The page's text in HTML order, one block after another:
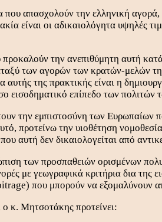
απασχολούν την ελληνική
είναι οι αδικαιολόγητα υψηλές
την ανεπιθύμητη αυτή
των αγορών των κρατών-
της πρακτικής είναι η
εισοδηματικό επίπεδο των
την εμπιστοσύνη των
προτείνω την υιοθέτηση
αυτή δεν δικαιολογείται από
των προσπαθειών ορισμένων
με γεωγραφικά κριτήρια δια
που μπορούν να
κ. Μητσοτάκης προτείνει: